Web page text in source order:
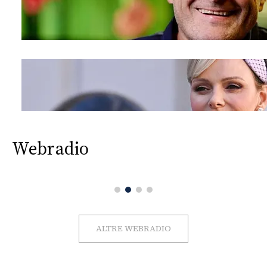
Webradio
ALTRE WEBRADIO